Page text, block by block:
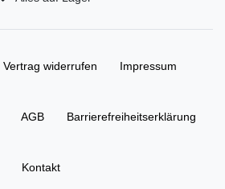
Vertrag widerrufen Impressum
AGB Barrierefreiheitserklärung
Kontakt